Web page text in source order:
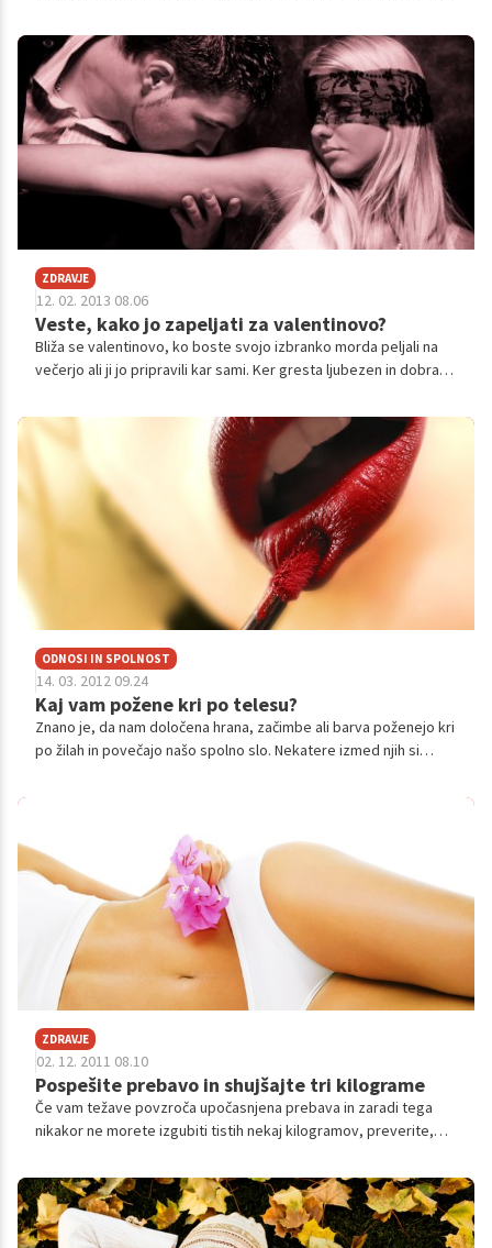
pomarančasta, kar pa naj bi pevko močno prizadelo.
ZDRAVJE
12. 02. 2013 08.06
Veste, kako jo zapeljati za valentinovo?
Bliža se valentinovo, ko boste svojo izbranko morda peljali na
večerjo ali ji jo pripravili kar sami. Ker gresta ljubezen in dobra
so za dan zaljubljencev še posebej primerna.
ODNOSI IN SPOLNOST
14. 03. 2012 09.24
Kaj vam požene kri po telesu?
Znano je, da nam določena hrana, začimbe ali barva poženejo kri
po žilah in povečajo našo spolno slo. Nekatere izmed njih si
ZDRAVJE
02. 12. 2011 08.10
Pospešite prebavo in shujšajte tri kilograme
Če vam težave povzroča upočasnjena prebava in zaradi tega
nikakor ne morete izgubiti tistih nekaj kilogramov, preverite,
kilograme.